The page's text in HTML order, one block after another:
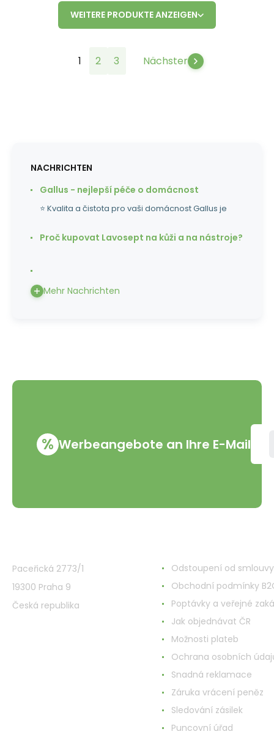
WEITERE PRODUKTE ANZEIGEN
1 2 3 Nächster
NACHRICHTEN
Gallus - nejlepší péče o domácnost
⭐ Kvalita a čistota pro vaši domácnost Gallus je
Proč kupovat Lavosept na kůži a na nástroje?
Mehr Nachrichten
% Werbeangebote an Ihre E-Mail
Paceřická 2773/1
19300 Praha 9
Česká republika
Odstoupení od smlouvy
Obchodní podmínky
Poptávky a veřejné
Jak objednávat ČR
Možnosti plateb
Ochrana osobních
Snadná reklamace
Záruka vrácení peněz
Sledování zásilek
Puncovní úřad